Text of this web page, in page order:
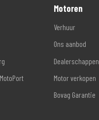
Motoren
Verhuur
Ons aanbod
Dealerschappen
Motor verkopen
Bovag Garantie